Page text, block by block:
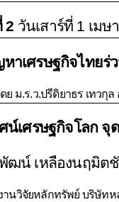
2 วันเสาร์ที่ 1 เมษ
าเศรษฐกิจไทยร่
ย ม.ร.ว.ปรีดิยาธร เทวกุ
น์เศรษฐกิจโลก จุ
ฒน์ เหลืองนฤมิต
นวิจัยหลักทรัพย์ บริษัทห